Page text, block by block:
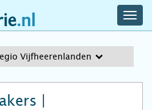
Vijfheerenlanden
|